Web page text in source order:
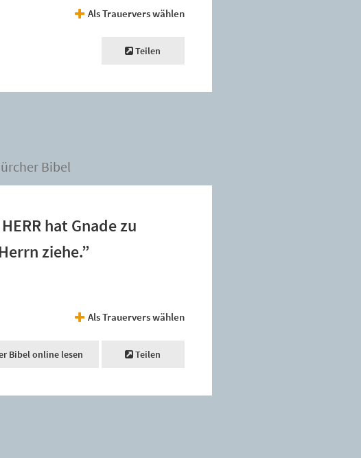
Als Trauervers wählen
Teilen
Bibel
hat Gnade zu
ziehe.”
Als Trauervers wählen
Bibel online lesen Teilen